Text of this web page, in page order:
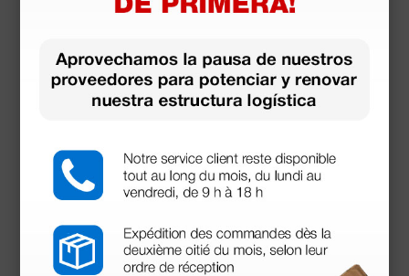
Mini espéculo desechable negro - Ø 2,5 mm - 100
unidades
2,44 €3,48 €
(Precio sin IVA)
Productos similares